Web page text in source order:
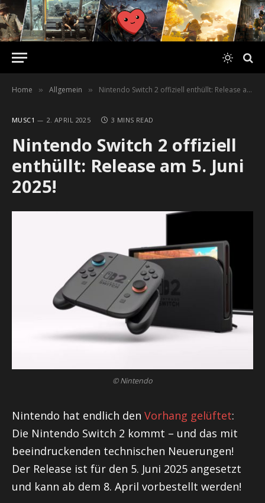
Home » Allgemein » Nintendo Switch 2 offiziell enthüllt: Release am 5. Juni 2025!
MUSC1 2. APRIL 2025 3 MINS READ
Nintendo Switch 2 offiziell
enthüllt: Release am 5. Juni
2025!
© Nintendo
Nintendo hat endlich den Vorhang gelüftet:
Die Nintendo Switch 2 kommt – und das mit
beeindruckenden technischen Neuerungen!
Der Release ist für den 5. Juni 2025 angesetzt
und kann ab dem 8. April vorbestellt werden!